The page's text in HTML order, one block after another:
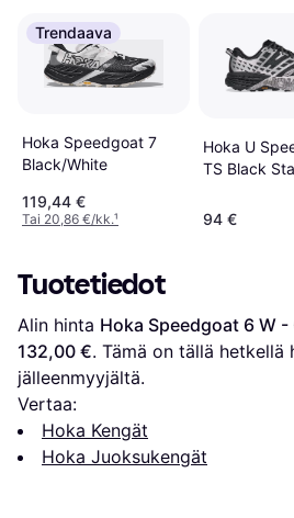
Trendaava
Hoka Speedgoat 7
Black/White
119,44 €
Tai 20,86 €/kk.¹
Hoka U
TS Black
94 €
Tuotetiedot
Alin hinta Hoka Speedgoat 6 W
132,00 €. Tämä on tällä hetkellä
jälleenmyyjältä.
Vertaa:
Hoka Kengät
Hoka Juoksukengät